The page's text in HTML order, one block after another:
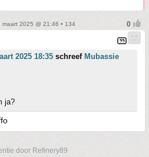
maart 2025 @ 21:46 • 134
2025 18:35 schreef Mubassie
ja?
door Refinery89